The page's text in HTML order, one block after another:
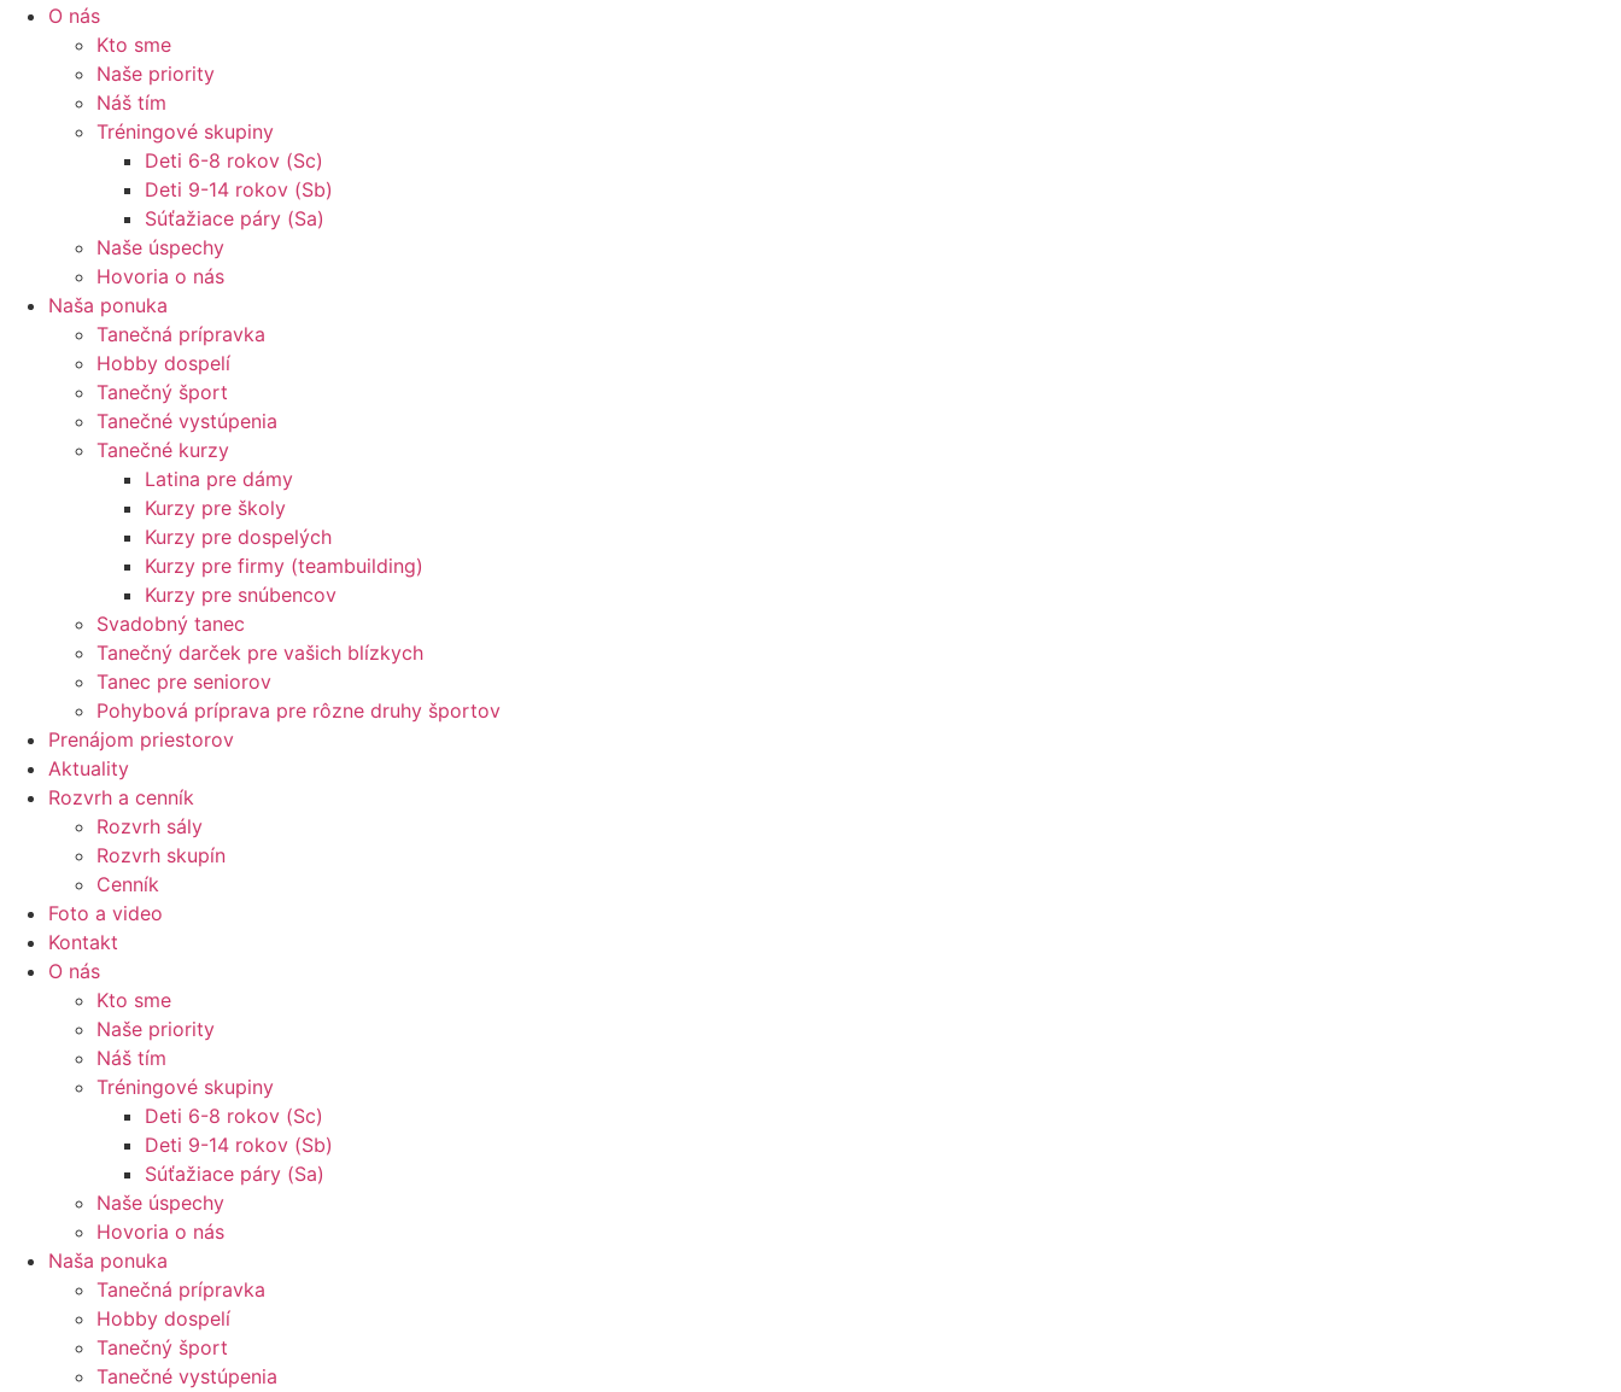
O nás
Kto sme
Naše priority
Náš tím
Tréningové skupiny
Deti 6-8 rokov (Sc)
Deti 9-14 rokov (Sb)
Súťažiace páry (Sa)
Naše úspechy
Hovoria o nás
Naša ponuka
Tanečná prípravka
Hobby dospelí
Tanečný šport
Tanečné vystúpenia
Tanečné kurzy
Latina pre dámy
Kurzy pre školy
Kurzy pre dospelých
Kurzy pre firmy (teambuilding)
Kurzy pre snúbencov
Svadobný tanec
Tanečný darček pre vašich blízkych
Tanec pre seniorov
Pohybová príprava pre rôzne druhy športov
Prenájom priestorov
Aktuality
Rozvrh a cenník
Rozvrh sály
Rozvrh skupín
Cenník
Foto a video
Kontakt
O nás
Kto sme
Naše priority
Náš tím
Tréningové skupiny
Deti 6-8 rokov (Sc)
Deti 9-14 rokov (Sb)
Súťažiace páry (Sa)
Naše úspechy
Hovoria o nás
Naša ponuka
Tanečná prípravka
Hobby dospelí
Tanečný šport
Tanečné vystúpenia